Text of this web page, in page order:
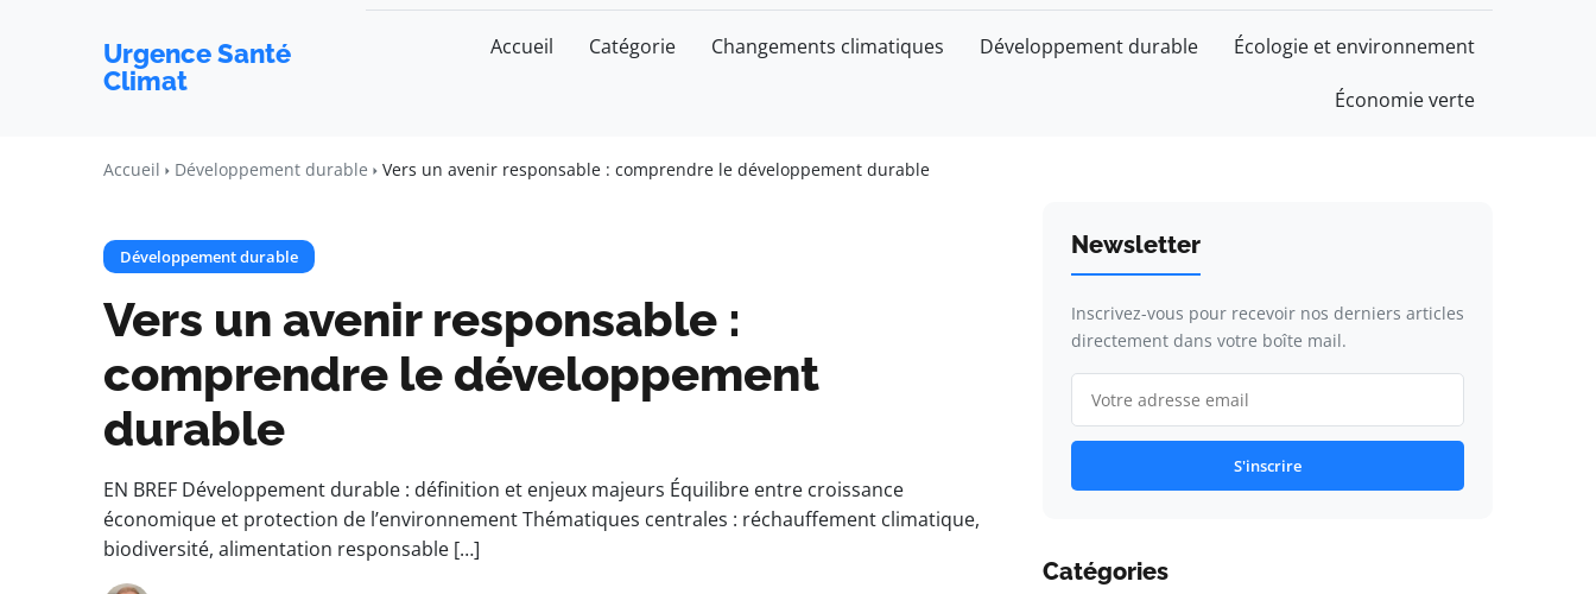
Urgence Santé
Climat
Accueil Catégorie Changements climatiques Développement durable Écologie et environnement
Économie verte
Accueil Développement durable Vers un avenir responsable : comprendre le développement durable
Développement durable
Vers un avenir responsable :
comprendre le développement
durable
EN BREF Développement durable : définition et enjeux majeurs Équilibre entre croissance
économique et protection de l’environnement Thématiques centrales : réchauffement climatique,
biodiversité, alimentation responsable […]
Newsletter
Inscrivez-vous pour recevoir nos derniers articles
directement dans votre boîte mail.
S'inscrire
Catégories